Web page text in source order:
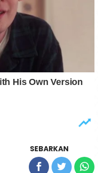
SEBARKAN